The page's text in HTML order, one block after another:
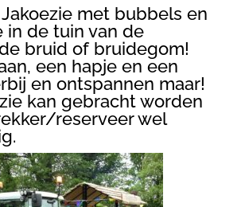
met bubbels en
in de tuin van de
bruid of bruidegom!
een hapje en een
en ontspannen maar!
kan gebracht worden
reserveer wel